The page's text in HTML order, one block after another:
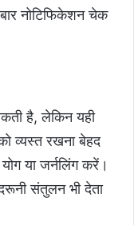
नोटिफिकेशन चेक
है, लेकिन यही
व्यस्त रखना बेहद
या जर्नलिंग करें।
संतुलन भी देता